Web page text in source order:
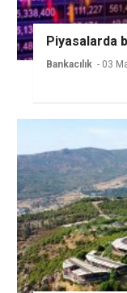
Piyasalarda
Bankacılık - 03